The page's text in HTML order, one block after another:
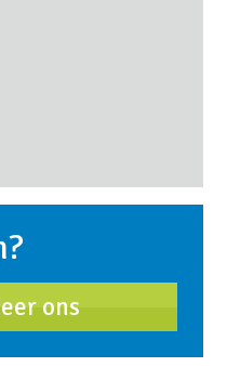
ons